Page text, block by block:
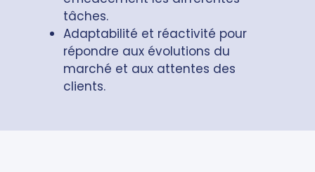
tâches.
Adaptabilité et réactivité pour
répondre aux évolutions du
marché et aux attentes des
clients.